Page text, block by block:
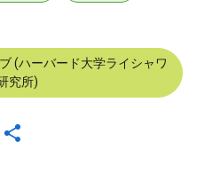
(ハーバード大学ライシャワ
究所)